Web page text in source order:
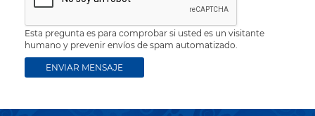
Esta pregunta es para comprobar si usted es un visitante
humano y prevenir envíos de spam automatizado.